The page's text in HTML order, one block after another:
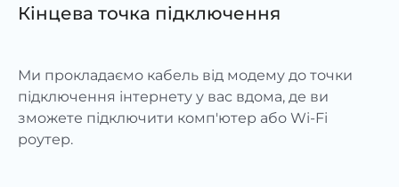
Кінцева точка підключення
Ми прокладаємо кабель від модему до точки
підключення інтернету у вас вдома, де ви
зможете підключити комп'ютер або Wi-Fi
роутер.